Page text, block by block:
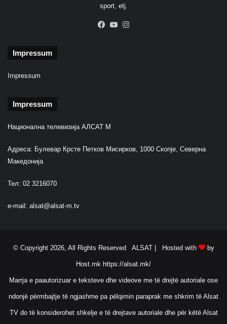
sport, etj.
Facebook
YouTube
Impressum
Impressum
Impressum
Национална телевизија АЛСАТ М
Адреса: Булевар Крсте Петков Мисирков, 1000 Скопје, Северна
Македонија
Тел: 02 3216070
e-mail: alsat@alsat-m.tv
© Copyright 2026, All Rights Reserved ALSAT | Hosted with by
Host.mk https://alsat.mk/
Marrja e paautorizuar e teksteve dhe videove me të drejtë autoriale ose
ndonjë përmbajtje të ngjashme pa pëlqimin paraprak me shkrim të Alsat
TV do të konsiderohet shkelje e të drejtave autoriale dhe për këtë Alsat